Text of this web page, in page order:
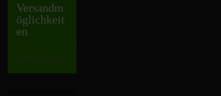
Versandm
öglichkeit
en
nach Absprache